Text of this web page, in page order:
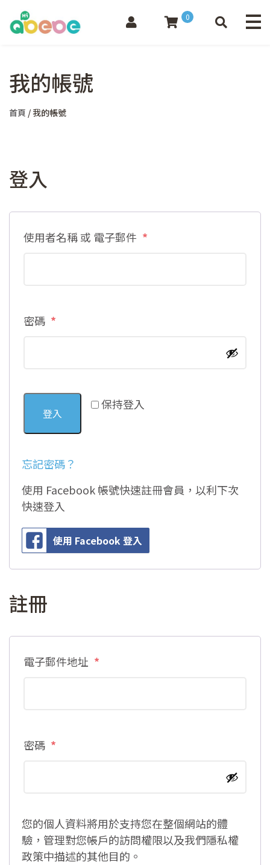
0
我的帳號
首頁 / 我的帳號
登入
使用者名稱 或 電子郵件 *
密碼 *
保持登入
登入
忘記密碼？
使用 Facebook 帳號快速註冊會員，以利下次
快速登入
使用 Facebook 登入
註冊
電子郵件地址 *
密碼 *
您的個人資料將用於支持您在整個網站的體
驗，管理對您帳戶的訪問權限以及我們隱私權
政策中描述的其他目的。